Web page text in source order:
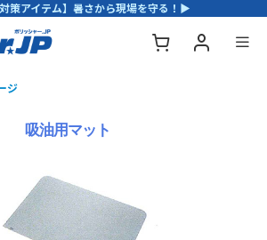
策アイテム】暑さから現場を守る！▶
ジ
吸油用マット